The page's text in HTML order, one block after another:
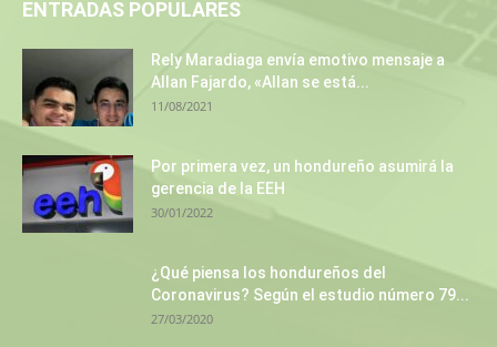
ENTRADAS POPULARES
Rely Maradiaga envía emotivo mensaje a
Allan Fajardo, «Allan se está...
11/08/2021
Por primera vez, un hondureño asumirá la
gerencia de la EEH
30/01/2022
¿Qué piensa los hondureños del
Coronavirus? Según el estudio número 79...
27/03/2020